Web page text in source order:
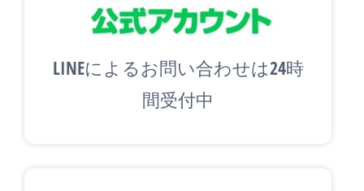
LINEによるお問い合わせは24時
間受付中